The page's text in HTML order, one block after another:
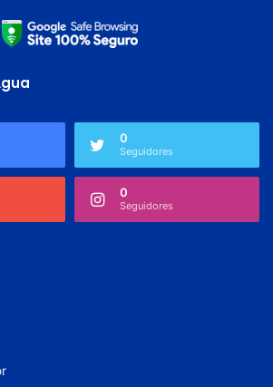
0
Seguidores
0
Seguidores